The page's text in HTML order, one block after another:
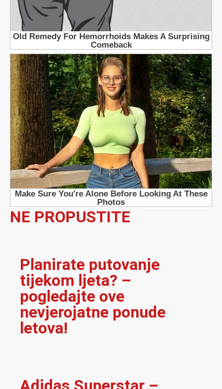
NE PROPUSTITE
Planirate putovanje
tijekom ljeta? –
pogledajte ove
nevjerojatne ponude
letova!